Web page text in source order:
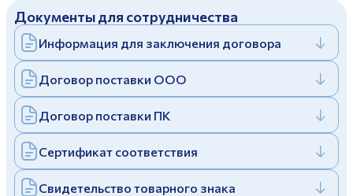
Отправить
Заполняя и отправляя форму, вы соглашаетесь
cполитикой конфиденциальности
Заполняя и отправляя форму, вы соглашаетесь
cполитикой конфиденциальности
Дулевский фарфоровый завод ©
Политика конфиденциальности
Документы для сотрудничества
Информация для заключения договора
Договор поставки ООО
Договор поставки ПК
Сертификат соответствия
Свидетельство товарного знака